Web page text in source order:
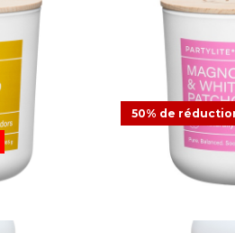
Offre
CHF 16.48
50% de